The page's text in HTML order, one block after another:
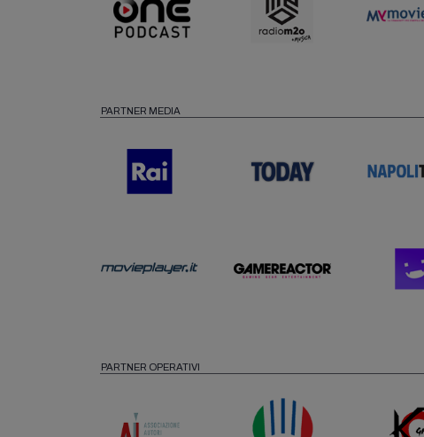
PARTNER MEDIA
PARTNER OPERATIVI